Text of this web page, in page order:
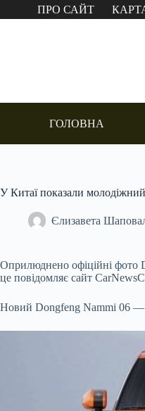
Перейти
до
ПРО САЙТ
ГОЛОВНА
У Китаї показали
Єлизавета
Оприлюднено офіційні фото
це повідомляє сайт
Новий Dongfeng Nammi 06 —